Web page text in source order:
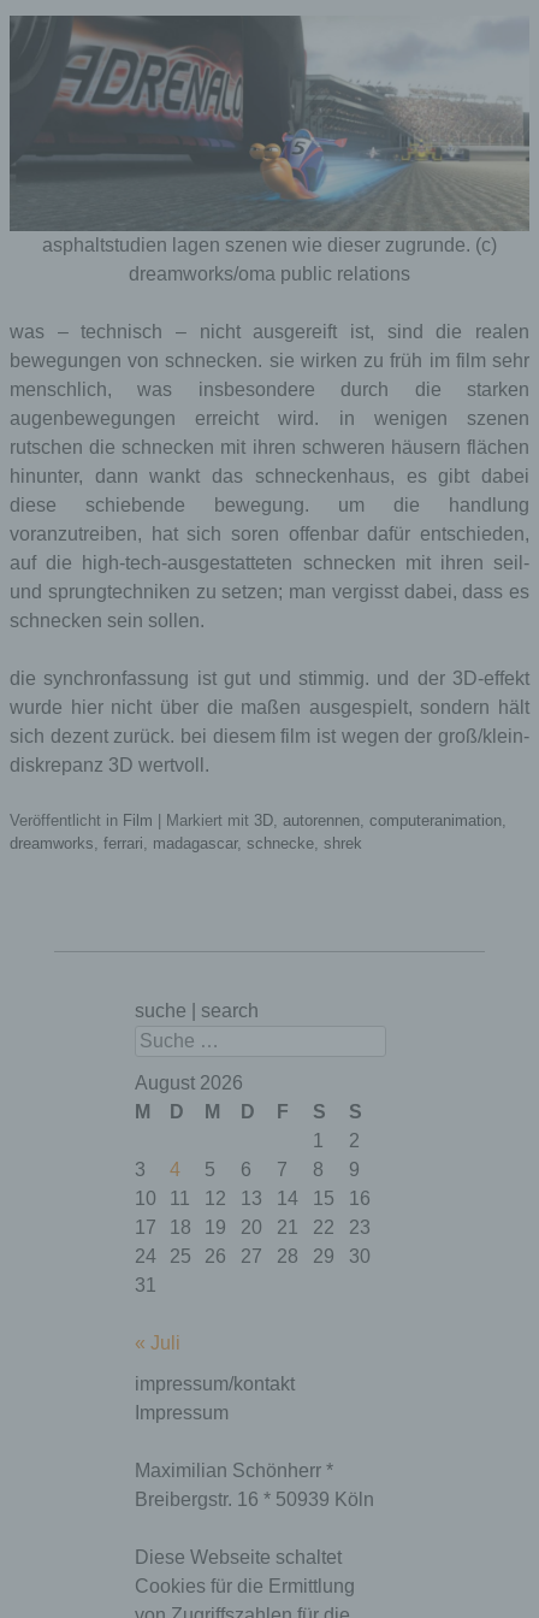
asphaltstudien lagen szenen wie dieser zugrunde. (c)
dreamworks/oma public relations
was – technisch – nicht ausgereift ist, sind die realen
bewegungen von schnecken. sie wirken zu früh im film sehr
menschlich, was insbesondere durch die starken
augenbewegungen erreicht wird. in wenigen szenen
rutschen die schnecken mit ihren schweren häusern flächen
hinunter, dann wankt das schneckenhaus, es gibt dabei
diese schiebende bewegung. um die handlung
voranzutreiben, hat sich soren offenbar dafür entschieden,
auf die high-tech-ausgestatteten schnecken mit ihren seil-
und sprungtechniken zu setzen; man vergisst dabei, dass es
schnecken sein sollen.
die synchronfassung ist gut und stimmig. und der 3D-effekt
wurde hier nicht über die maßen ausgespielt, sondern hält
sich dezent zurück. bei diesem film ist wegen der groß/klein-
diskrepanz 3D wertvoll.
Veröffentlicht in Film Markiert mit 3D autorennen computeranimation
dreamworks ferrari madagascar, schnecke shrek
suche | search
Suchen
August 2026
M
D M D F S
S
1
2
3
4 5 6 7 8
9
10
11 12 13 14 15
16
17
18 19 20 21 22
23
24
25 26 27 28 29
30
31
« Juli
impressum/kontakt
Impressum
Maximilian Schönherr *
Breibergstr. 16 * 50939 Köln
Diese Webseite schaltet
Cookies für die Ermittlung
wordpress_a
km_mobile
Diese Cookies
werden nur für den
Verwaltungsbereic
h von WordPress
verwendet.
1 Jahr
gged_in_akm
_mobile
Diese Cookies
werden nur für den
Verwaltungsbereic
verwendet und
gelten für andere
Seitenbesucher
Session
wp-settings-
akm_mobile
Diese Cookies
werden nur für den
Verwaltungsbereic
h von WordPress
verwendet und
gelten für andere
Seitenbesucher
nicht.
Session
wp-settings-
time-
akm_mobile
Diese Cookies
werden nur für den
Verwaltungsbereic
h von WordPress
verwendet und
nicht.
Session
wird für A/B-Tests
von neuen
Funktionen
Session
speichert, ob der
Besucher die
Zweck
Dieser
LocalStorage Key
/ Wert speichert
welchen Diensten
der Nutzer
zugestimmt hat
oder nicht.
Dieser
LocalStorage Key
des Nutzers
dokumentiert
werden können.
anonymisiert
gespeichert.
dsgvoaio_cre
/ Wert speichert
den Zeitpunkt an
dem _uniqueuid